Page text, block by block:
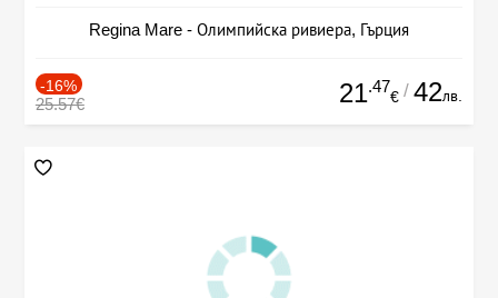
Regina Mare - Олимпийска ривиера, Гърция
-16%
25.57€ 21.47
€ / 42лв.